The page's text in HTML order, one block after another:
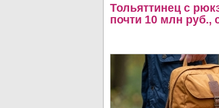
Тольяттинец с
почти 10 млн руб.,